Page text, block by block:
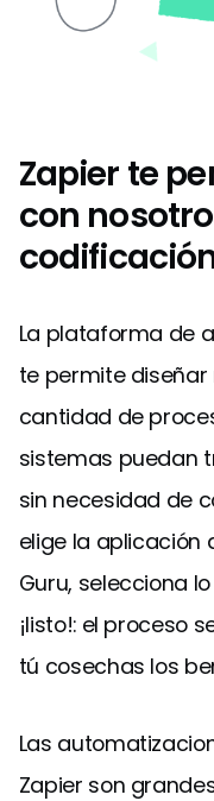
Zapier te
con
La plataforma de
te permite
cantidad de
sistemas puedan
sin necesidad de
elige la aplicación
Guru, selecciona
¡listo!: el proceso
tú cosechas los
Las
Zapier son